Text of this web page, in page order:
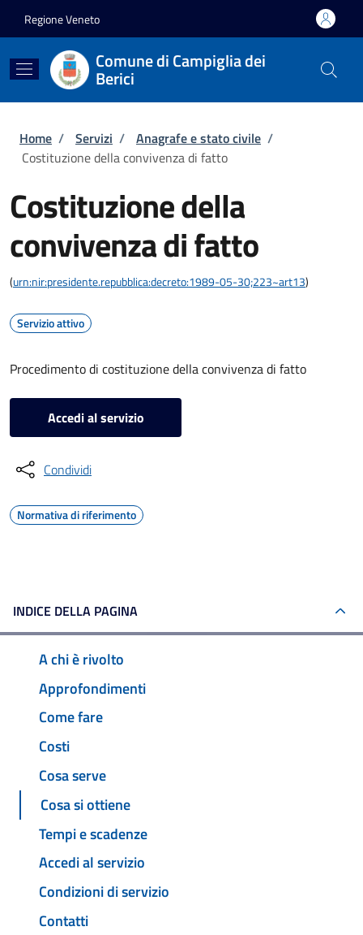
Regione Veneto
Comune di Campiglia dei
Berici
Briciole di pane
Home / Servizi / Anagrafe e stato civile /
Costituzione della convivenza di fatto
Costituzione della
convivenza di fatto
(urn:nir:presidente.repubblica:decreto:1989-05-30;223~art13)
Servizio attivo
Procedimento di costituzione della convivenza di fatto
Accedi al servizio
Condividi
Normativa di riferimento
INDICE DELLA PAGINA
A chi è rivolto
Approfondimenti
Come fare
Costi
Cosa serve
Cosa si ottiene
Tempi e scadenze
Accedi al servizio
Condizioni di servizio
Contatti